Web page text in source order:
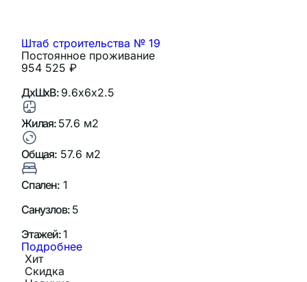
Штаб строительства № 19
Постоянное проживание
954 525 ₽
ДхШхВ: 9.6х6х2.5
Жилая: 57.6 м2
Общая: 57.6 м2
Спален:1
Санузлов: 5
Этажей:1
Подробнее
Хит
Скидка